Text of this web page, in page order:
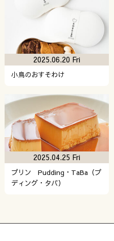
小鳥のおすそわけ
2025.06.20 Fri
プリン Pudding・TaBa（プ
ディング・タバ）
2025.04.25 Fri